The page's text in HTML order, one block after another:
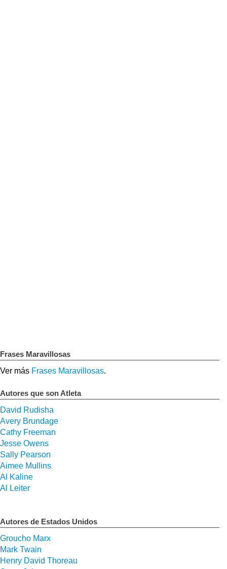
Frases Maravillosas
Ver más Frases Maravillosas.
Autores que son Atleta
David Rudisha
Avery Brundage
Cathy Freeman
Jesse Owens
Sally Pearson
Aimee Mullins
Al Kaline
Al Leiter
Autores de Estados Unidos
Groucho Marx
Mark Twain
Henry David Thoreau